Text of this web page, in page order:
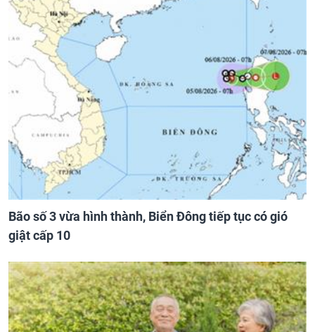
Bão số 3 vừa hình thành, Biển Đông tiếp tục có gió
giật cấp 10